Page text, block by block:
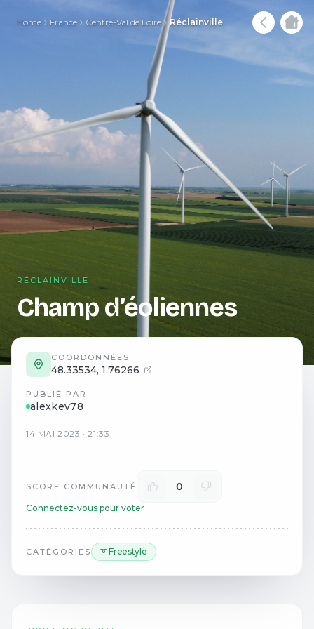
Home France Centre-Val de Loire Réclainville
RÉCLAINVILLE
Champ d’éoliennes
COORDONNÉES
48.33534, 1.76266
PUBLIÉ PAR
alexkev78
14 MAI 2023 ·21:33
SCORE COMMUNAUTÉ 0
Connectez-vous pour voter
CATÉGORIES ➰ Freestyle